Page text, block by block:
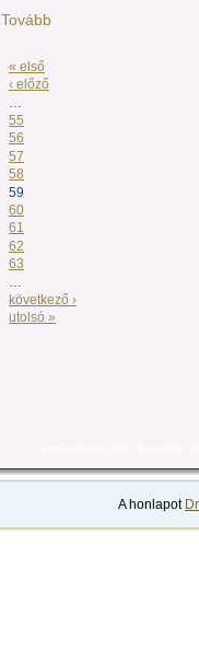
Tovább
« első
‹ előző
55
56
57
58
59
60
61
62
63
következő ›
utolsó »
A honlapot